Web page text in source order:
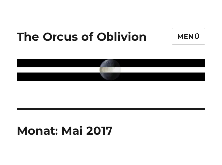
The Orcus of Oblivion MENÜ
Monat: Mai 2017